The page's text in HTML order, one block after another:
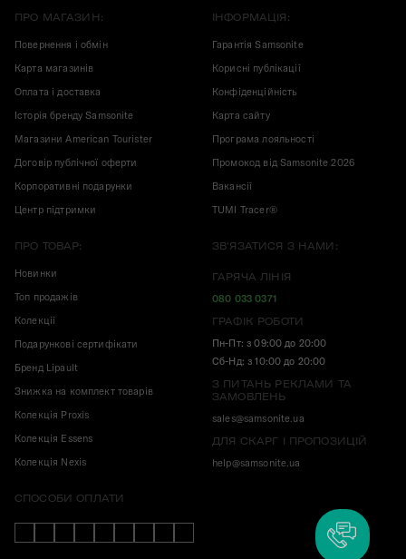
ПРО МАГАЗИН:
Повернення і обмін
Карта магазинів
Оплата і доставка
Історія бренду Samsonite
Магазини American Tourister
Договір публічної оферти
Корпоративні подарунки
Центр підтримки
ІНФОРМАЦІЯ:
Гарантія Samsonite
Корисні публікації
Конфіденційність
Карта сайту
Програма лояльності
Промокод від Samsonite 2026
Вакансії
TUMI Tracer®
ПРО ТОВАР:
Новинки
Топ продажів
Колекції
Подарункові сертифікати
Бренд Lipault
Знижка на комплект товарів
Колекція Proxis
Колекція Essens
Колекція Nexis
ЗВ'ЯЗАТИСЯ З НАМИ:
ГАРЯЧА ЛІНІЯ
080 033 0371
ГРАФІК РОБОТИ
Пн-Пт: з 09:00 до 20:00
Сб-Нд: з 10:00 до 20:00
З ПИТАНЬ РЕКЛАМИ ТА
ЗАМОВЛЕНЬ
sales@samsonite.ua
ДЛЯ СКАРГ І ПРОПОЗИЦІЙ
help@samsonite.ua
СПОСОБИ ОПЛАТИ